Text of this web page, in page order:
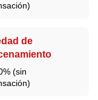
de
(sin